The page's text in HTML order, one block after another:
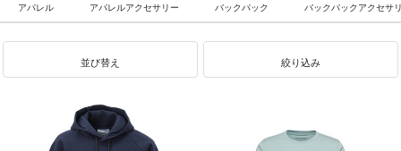
アパレル アパレルアクセサリー バックパック バックパックアクセサ
並び替え 絞り込み